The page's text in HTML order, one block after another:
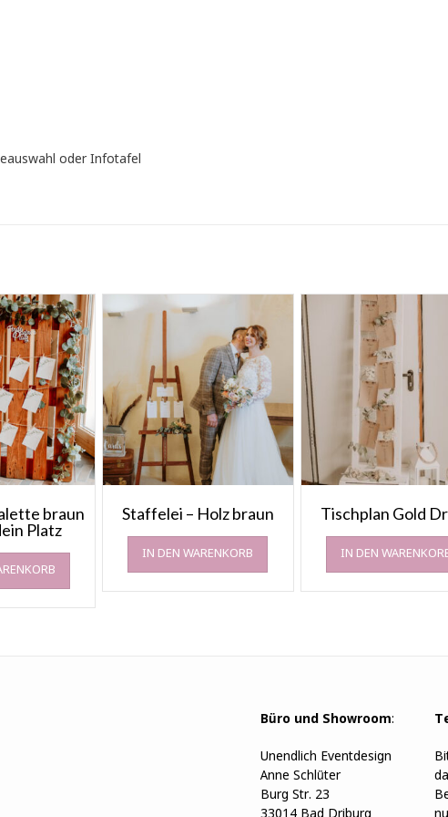
oder Infotafel
braun
Platz
Staffelei – Holz braun
IN DEN WARENKORB
Tischplan Gold
IN DEN
Büro und Showroom:
Unendlich Eventdesign
Anne Schlüter
Burg Str. 23